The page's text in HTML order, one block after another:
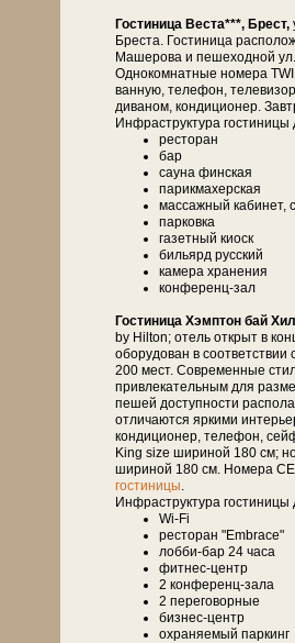
Гостиница Веста***, Брест,
Бреста. Гостиница
Машерова и пешеходной ул.
Однокомнатные номера
ванную, телефон,
диваном, кондиционер.
Инфраструктура гостиницы
ресторан
бар
сауна финская
парикмахерская
массажный кабинет,
парковка
газетный киоск
бильярд русский
камера хранения
конференц-зал
Гостиница Хэмптон бай
by Hilton; отель открыт в
оборудован в
200 мест. Современные
привлекательным для
пешей доступности
отличаются яркими
кондиционер, телефон,
King size шириной 180 см;
шириной 180 см. Номера
гостиницы.
Инфраструктура гостиницы
Wi-Fi
ресторан "Embrace"
лобби-бар 24 часа
фитнес-центр
2 конференц-зала
2 переговорные
бизнес-центр
охраняемый паркинг